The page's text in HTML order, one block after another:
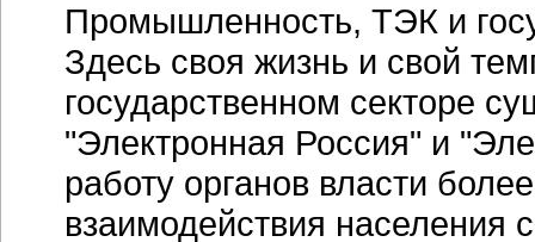
Промышленность, ТЭК и
Здесь своя жизнь и свой
государственном секторе
"Электронная Россия" и
работу органов власти
взаимодействия населения